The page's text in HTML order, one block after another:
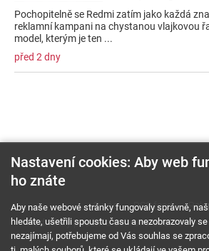
Pochopitelně se Redmi zatím jako každá
reklamní kampani na chystanou vlajkovou
model, kterým je ten ...
před 2 dny
O nás RSS feed
Podmínky použití a ochrana soukromí
Nastavení cookies: Aby web
ho znáte
Aby naše webové stránky fungovaly správně,
hledáte, ušetřili spoustu času a nezobrazovaly
nezajímají, potřebujeme od Vás souhlas se